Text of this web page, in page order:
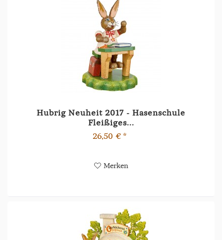
Hubrig Neuheit 2017 - Hasenschule
Fleißiges...
26,50 € *
Merken